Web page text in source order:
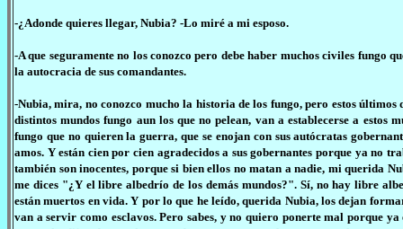
-¿Adonde quieres llegar, Nubia? -Lo miré a mi esposo.
-A que seguramente no los conozco pero debe haber muchos civiles fungo
la autocracia de sus comandantes.
-Nubia, mira, no conozco mucho la historia de los fungo, pero estos
distintos mundos fungo aun los que no pelean, van a establecerse a estos
fungo que no quieren la guerra, que se enojan con sus autócratas
amos. Y están cien por cien agradecidos a sus gobernantes porque ya no
también son inocentes, porque si bien ellos no matan a nadie, mi querida
me dices "¿Y el libre albedrío de los demás mundos?". Sí, no hay libre
están muertos en vida. Y por lo que he leído, querida Nubia, los dejan
van a servir como esclavos. Pero sabes, y no quiero ponerte mal porque